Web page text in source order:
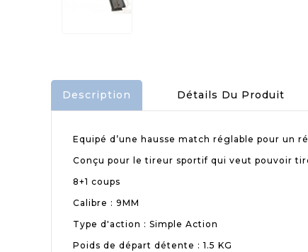
Description Détails Du Produit
Equipé d’une hausse match réglable pour un
Conçu pour le tireur sportif qui veut pouvoir
8+1 coups
Calibre : 9MM
Type d'action : Simple Action
Poids de départ détente : 1.5 KG